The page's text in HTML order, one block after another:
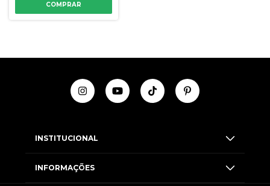
COMPRAR
INSTITUCIONAL
INFORMAÇÕES